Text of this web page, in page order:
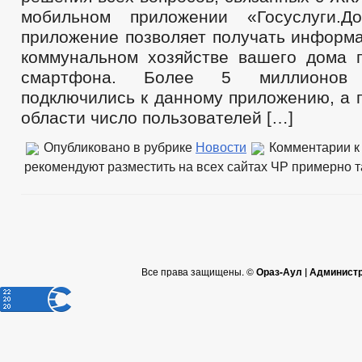
мобильном приложении
приложение позволяет получать
коммунальном хозяйстве вашего дома
смартфона. Более 5
подключились к данному приложению, а
области число пользователей […]
Опубликовано в рубрике Новости Комментарии
рекомендуют разместить на всех сайтах ЧР примерно
Все права защищены. ©Ораз-Аул |